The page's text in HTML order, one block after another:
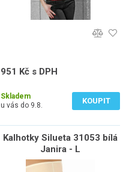
951 Kč s DPH
Skladem
u vás do 9.8.
KOUPIT
Kalhotky Silueta 31053 bílá
Janira - L